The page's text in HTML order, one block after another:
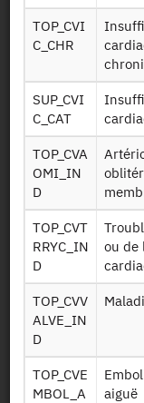
Medicaments
Medicaments
ucd detail
TOP_CVI
C_CHR
Insuffisance
SUP_CVI
C_CAT
Insuffisance
TOP_CVA
OMI_IN
D
Artériopathie
TOP_CVT
RRYC_IN
D
Troubles du rythme
ou de
TOP_CVV
ALVE_IN
D
TOP_CVE
MBOL_A
Embolie pulmonaire
aiguë